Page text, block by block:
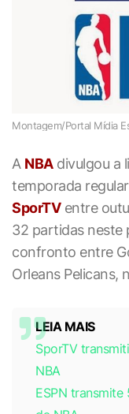
Montagem/Portal Mídia
A NBAdivulgou a
temporada
SporTVentre
32 partidas neste
confronto entre
Orleans Pelicans,
LEIA MAIS
SporTV
NBA
ESPN